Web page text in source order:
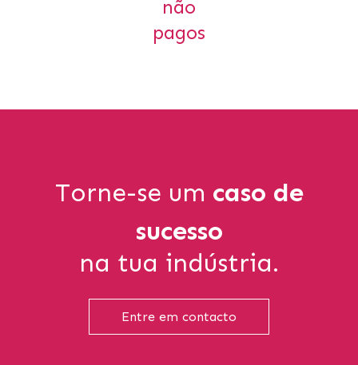
não
pagos
Torne-se um caso de
sucesso
na tua indústria.
Entre em contacto